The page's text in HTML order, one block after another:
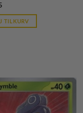
Current
is:
kr. 39,95.
TIL KURV